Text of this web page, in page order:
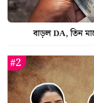
বাড়ল DA, তিন